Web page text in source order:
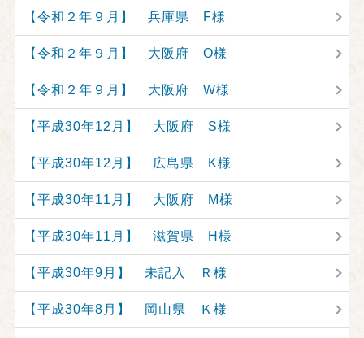
【令和２年９月】 兵庫県 F様
【令和２年９月】 大阪府 O様
【令和２年９月】 大阪府 W様
【平成30年12月】 大阪府 S様
【平成30年12月】 広島県 K様
【平成30年11月】 大阪府 M様
【平成30年11月】 滋賀県 H様
【平成30年9月】 未記入 Ｒ様
【平成30年8月】 岡山県 Ｋ様